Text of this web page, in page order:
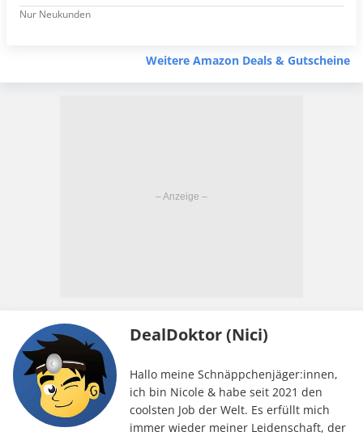
Nur Neukunden
Weitere Amazon Deals & Gutscheine
DealDoktor (Nici)
Hallo meine Schnäppchenjäger:innen,
ich bin Nicole & habe seit 2021 den
coolsten Job der Welt. Es erfüllt mich
immer wieder meiner Leidenschaft, der